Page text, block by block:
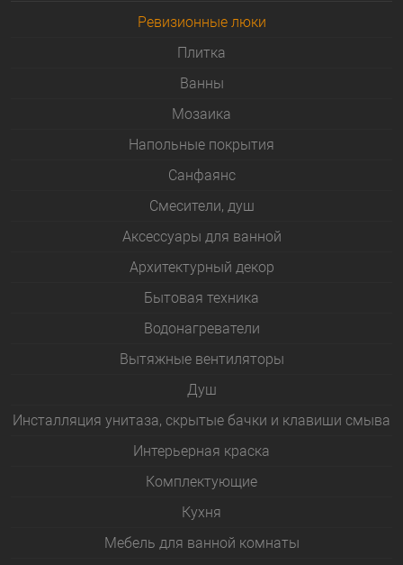
Ревизионные люки
Плитка
Bанны
Мозаика
Напольные покрытия
Санфаянс
Смесители, душ
Аксессуары для ванной
Архитектурный декор
Бытовая техника
Водонагреватели
Вытяжные вентиляторы
Душ
Инсталляция унитаза, скрытые бачки и клавиши смыва
Интерьерная краска
Комплектующие
Кухня
Мебель для ванной комнаты